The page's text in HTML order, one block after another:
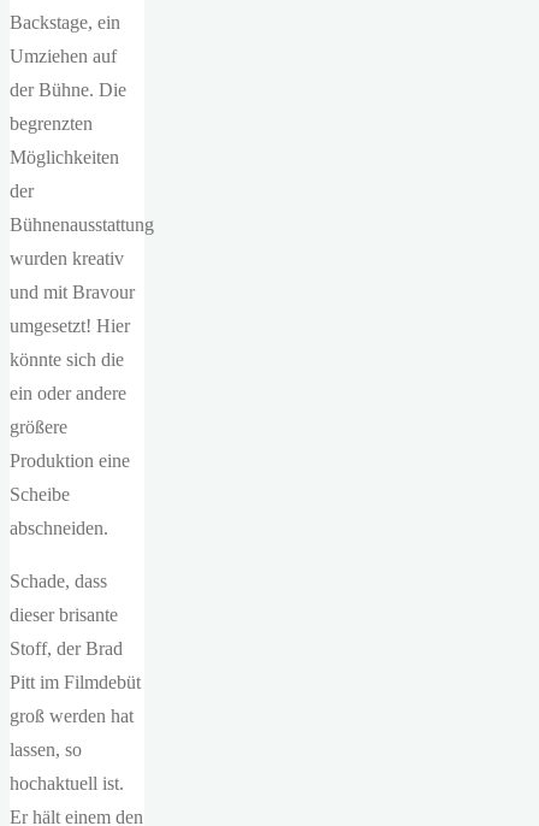
Backstage, ein
Umziehen auf
der Bühne. Die
begrenzten
Möglichkeiten
der
Bühnenausstattung
wurden kreativ
und mit Bravour
umgesetzt! Hier
könnte sich die
ein oder andere
größere
Produktion eine
Scheibe
abschneiden.
Schade, dass
dieser brisante
Stoff, der Brad
Pitt im Filmdebüt
groß werden hat
lassen, so
hochaktuell ist.
Er hält einem den